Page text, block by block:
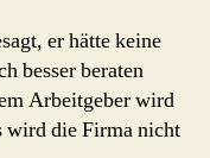
er hätte keine
besser beraten
Arbeitgeber wird
wird die Firma nicht